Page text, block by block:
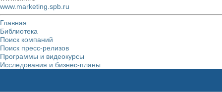
www.marketing.spb.ru
Главная
Библиотека
Поиск компаний
Поиск пресс-релизов
Программы и видеокурсы
Исследования и бизнес-планы